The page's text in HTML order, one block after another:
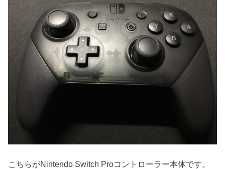
こちらがNintendo Switch Proコントローラー本体です。